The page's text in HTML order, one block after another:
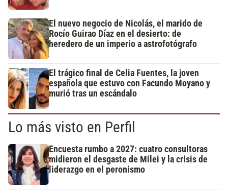
El nuevo negocio de Nicolás, el marido de
Rocío Guirao Díaz en el desierto: de
heredero de un imperio a astrofotógrafo
El trágico final de Celia Fuentes, la joven
española que estuvo con Facundo Moyano y
murió tras un escándalo
Lo más visto en Perfil
Encuesta rumbo a 2027: cuatro consultoras
midieron el desgaste de Milei y la crisis de
liderazgo en el peronismo